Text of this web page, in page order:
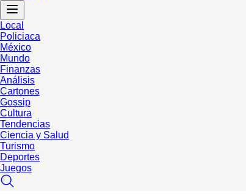
Local
Policiaca
México
Mundo
Finanzas
Análisis
Cartones
Gossip
Cultura
Tendencias
Ciencia y Salud
Turismo
Deportes
Juegos